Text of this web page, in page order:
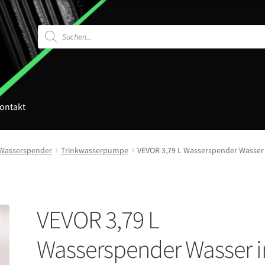
Products
search
Trinkwasserpumpe VEVOR 3,79 L Wasserspender
VEVOR 3,79 L
Wasserspender Wasser